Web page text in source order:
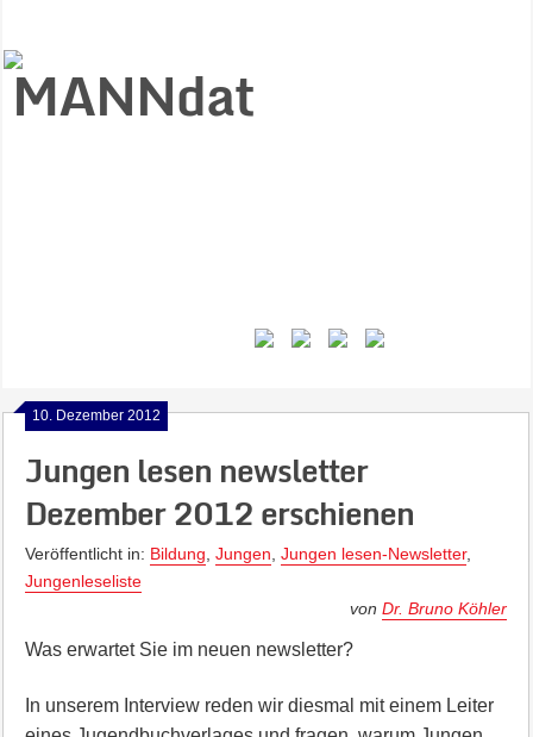
10. Dezember 2012
Jungen lesen newsletter
Dezember 2012 erschienen
Veröffentlicht in: Bildung Jungen Jungen lesen-Newsletter,
Jungenleseliste
vonDr. Bruno Köhler
Was erwartet Sie im neuen newsletter?
In unserem Interview reden wir diesmal mit einem Leiter